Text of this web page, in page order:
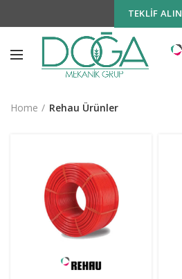
TEKLIF ALIN
Home Rehau Ürünler